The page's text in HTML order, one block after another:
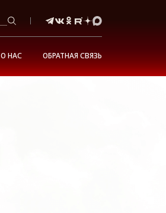
О НАС ОБРАТНАЯ СВЯЗЬ